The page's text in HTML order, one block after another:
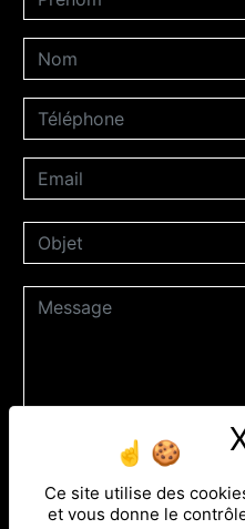
Ce site utilise des
et vous donne le
En cochant cette
particulières ci-dessous